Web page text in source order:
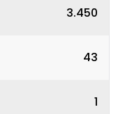
3.450
43
1